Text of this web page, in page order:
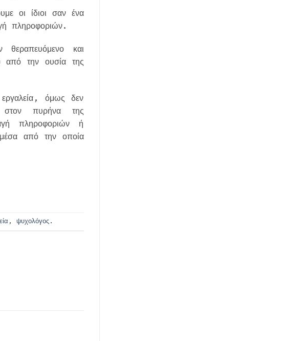
οι ίδιοι σαν ένα
πληροφοριών.
και
από την ουσία της
όμως δεν
στον πυρήνα της
πληροφοριών ή
από την οποία
,ψυχολόγος.